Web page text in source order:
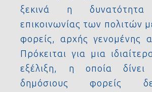
ξεκινά η δυνατότητα
επικοινωνίας των πολιτών
φορείς, αρχής γενομένης
Πρόκειται για μια
εξέλιξη, η οποία
δημόσιους φορείς